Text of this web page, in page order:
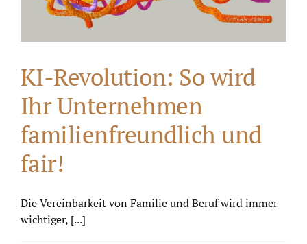
KI-Revolution: So wird
Ihr Unternehmen
familienfreundlich und
fair!
Die Vereinbarkeit von Familie und Beruf wird immer
wichtiger, [...]